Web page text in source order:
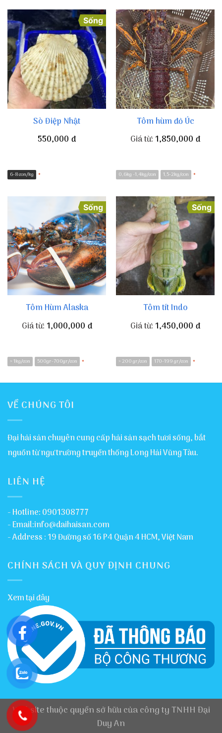
Sống
Sò Điệp Nhật
550,000 đ
6-8 con/kg *
Tôm hùm đỏ Úc
Giá từ: 1,850,000 đ
0,6kg -1,4kg/con 1,5-2kg/con *
Sống
Tôm Hùm Alaska
Giá từ: 1,000,000 đ
> 1kg/con 500gr-700gr/con *
Sống
Tôm tít Indo
Giá từ: 1,450,000 đ
> 200 gr/con 170-199 gr/con *
VỀ CHÚNG TÔI
Đại hải sản chuyên cung cấp hải sản sạch tươi sống, bắt
nguồn từ ngư trường truyền thống Long Hải Vũng Tàu.
LIÊN HỆ
- Hotline: 0901308777
- Email:info@daihaisan.com
- Address : 19 Đường số 16 P4 Quận 4 HCM, Việt Nam
CHÍNH SÁCH VÀ QUY ĐỊNH CHUNG
Xem tại đây
Website thuộc quyền sở hữu của công ty TNHH Đại
Duy An